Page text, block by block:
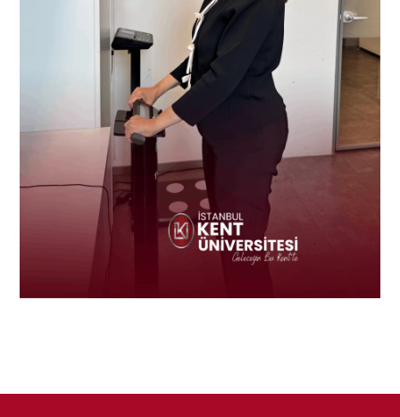
ADAY ÖĞRENCİ
INTERNATIONAL